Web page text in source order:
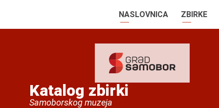
NASLOVNICA ZBIRKE
Katalog zbirki
Samoborskog muzeja